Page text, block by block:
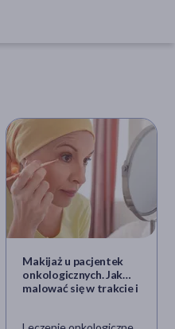
Makijaż u pacjentek
onkologicznych. Jak
malować się w trakcie i